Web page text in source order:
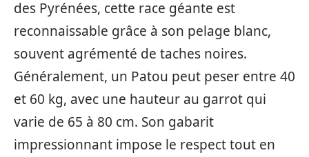
des Pyrénées, cette race géante est
reconnaissable grâce à son pelage blanc,
souvent agrémenté de taches noires.
Généralement, un Patou peut peser entre 40
et 60 kg, avec une hauteur au garrot qui
varie de 65 à 80 cm. Son gabarit
impressionnant impose le respect tout en